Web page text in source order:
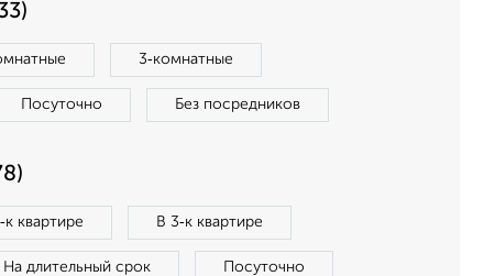
3‑комнатные
Посуточно Без посредников
квартире В 3‑к квартире
На длительный срок Посуточно